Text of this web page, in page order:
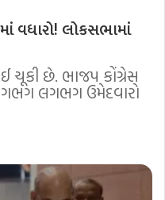
વધારો! લોકસભામાં
છે. ભાજપ કોંગ્રેસ
લગભગ ઉમેદવારો